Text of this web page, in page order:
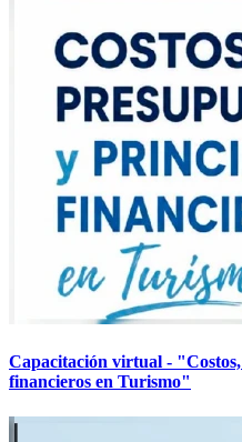
Capacitación virtual -
financieros en Turismo"